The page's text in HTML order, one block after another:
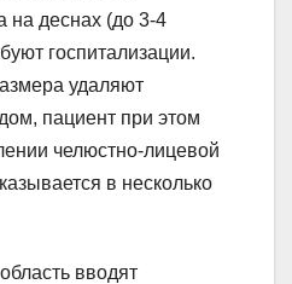
на деснах (до 3-4
госпитализации.
удаляют
пациент при этом
челюстно-лицевой
в несколько
вводят